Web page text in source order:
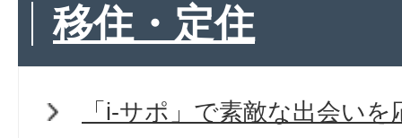
移住・定住
「i-サポ」で素敵な出会い